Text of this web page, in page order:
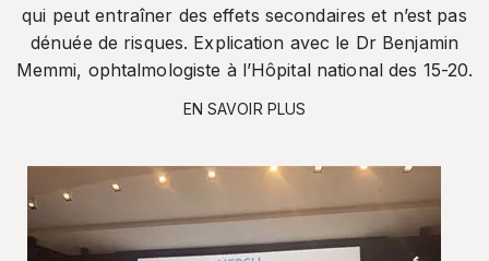
qui peut entraîner des effets secondaires et n’est pas
dénuée de risques. Explication avec le Dr Benjamin
Memmi, ophtalmologiste à l’Hôpital national des 15-20.
EN SAVOIR PLUS